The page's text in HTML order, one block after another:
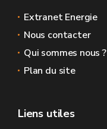
Extranet Energie
Nous contacter
Qui sommes nous ?
Plan du site
Liens utiles